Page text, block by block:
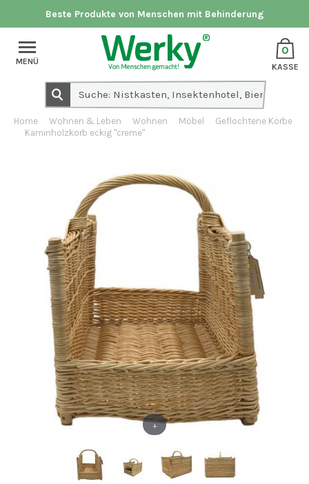
Beste Produkte von Menschen mit Behinderung
0
KASSE
MENÜ
Home Wohnen & Leben Wohnen Möbel
Geflochtene Körbe
Kaminholzkorb eckig "creme"
+